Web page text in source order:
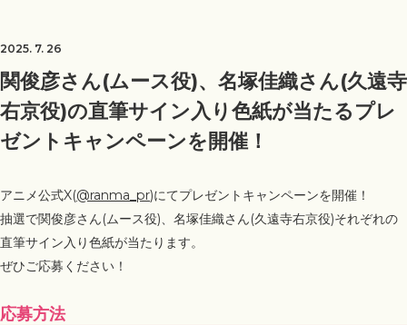
2025. 7. 26
関俊彦さん(ムース役)、名塚佳織さん(久遠寺
右京役)の直筆サイン入り色紙が当たるプレ
ゼントキャンペーンを開催！
アニメ公式X(@ranma_pr)にてプレゼントキャンペーンを開催！
抽選で関俊彦さん(ムース役)、名塚佳織さん(久遠寺右京役)それぞれの
直筆サイン入り色紙が当たります。
ぜひご応募ください！
応募方法